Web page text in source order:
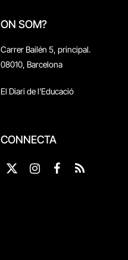
ON SOM?
Carrer Bailén 5, principal.
08010, Barcelona
El Diari de l'Educació
CONNECTA
X
Instagram
Facebook
RSS